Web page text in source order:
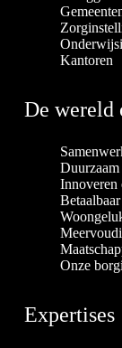
Kantoren
De wereld
Innoveren
Onze
Expertises